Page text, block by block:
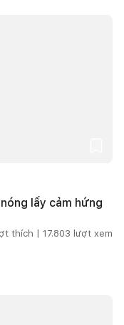
lấy cảm hứng
thích | 17.803 lượt xem